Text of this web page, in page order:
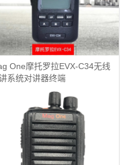
One摩托罗拉EVX-C34无线
系统对讲器终端